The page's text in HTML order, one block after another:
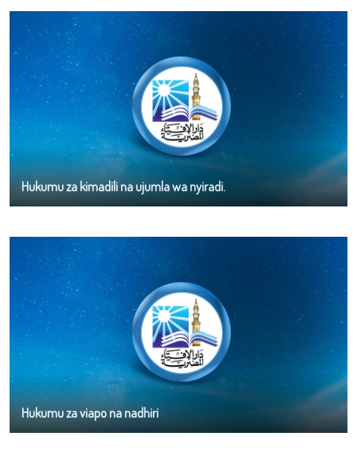
Hukumu za kimadili na ujumla wa nyiradi.
Hukumu za viapo na nadhiri